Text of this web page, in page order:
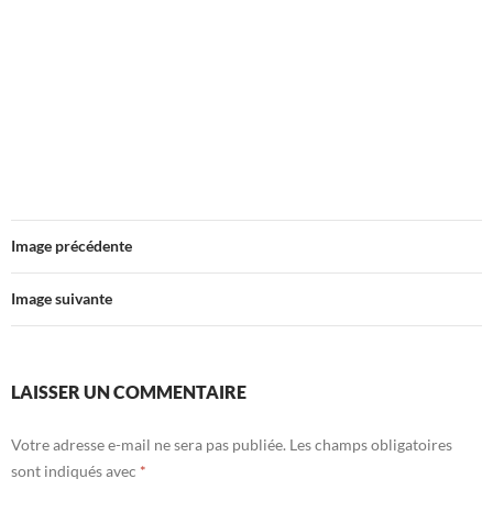
Image précédente
Image suivante
LAISSER UN COMMENTAIRE
Votre adresse e-mail ne sera pas publiée. Les champs obligatoires
sont indiqués avec *